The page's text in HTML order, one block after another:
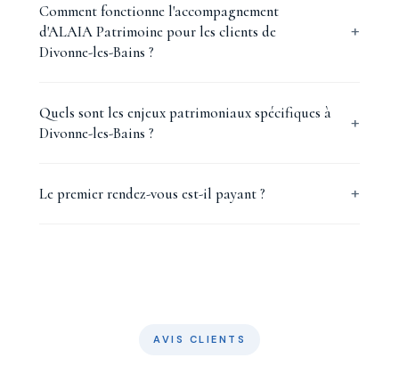
Comment fonctionne l'accompagnement
d'ALAIA Patrimoine pour les clients de
Divonne-les-Bains ?
Quels sont les enjeux patrimoniaux spécifiques à
Divonne-les-Bains ?
Le premier rendez-vous est-il payant ?
AVIS CLIENTS